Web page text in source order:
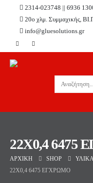
2314-023748 || 6936
20ο χλμ. Συμμαχικής,
info@gluesolutions.gr
22X0,4
ΑΡΧΙΚΉ SHOP
22X0,4 6475 ΕΓΧΡΩΜΟ